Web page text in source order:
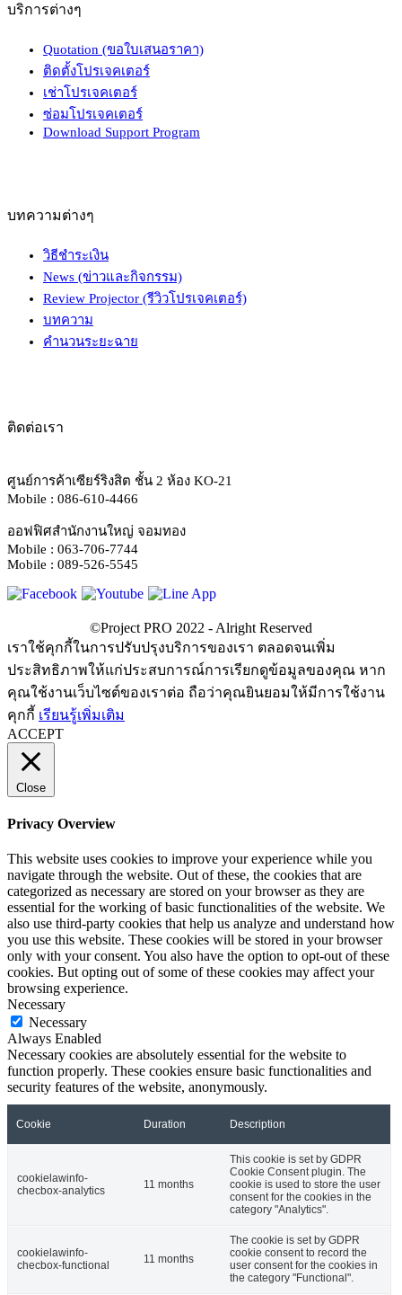
บริการต่างๆ
Quotation (ขอใบเสนอราคา)
ติดตั้งโปรเจคเตอร์
เช่าโปรเจคเตอร์
ซ่อมโปรเจคเตอร์
Download Support Program
บทความต่างๆ
วิธีชำระเงิน
News (ข่าวและกิจกรรม)
Review Projector (รีวิวโปรเจคเตอร์)
บทความ
คำนวนระยะฉาย
ติดต่อเรา
ศูนย์การค้าเซียร์ริงสิต ชั้น 2 ห้อง KO-21
Mobile : 086-610-4466
ออฟฟิศสำนักงานใหญ่ จอมทอง
Mobile : 063-706-7744
Mobile : 089-526-5545
เราใช้คุกกี้ในการปรับปรุงบริการของเรา ตลอดจนเพิ่ม
ประสิทธิภาพให้แก่ประสบการณ์การเรียกดูข้อมูลของคุณ หาก
คุณใช้งานเว็บไซต์ของเราต่อ ถือว่าคุณยินยอมให้มีการใช้งาน
คุกกี้ เรียนรู้เพิ่มเติม
ACCEPT
Close
Privacy Overview
This website uses cookies to improve your experience while you
navigate through the website. Out of these, the cookies that are
categorized as necessary are stored on your browser as they are
essential for the working of basic functionalities of the website. We
also use third-party cookies that help us analyze and understand how
you use this website. These cookies will be stored in your browser
only with your consent. You also have the option to opt-out of these
cookies. But opting out of some of these cookies may affect your
browsing experience.
Necessary
Necessary
Always Enabled
Necessary cookies are absolutely essential for the website to
function properly. These cookies ensure basic functionalities and
security features of the website, anonymously.
Cookie Duration Description
cookielawinfo-
checbox-analytics
11 months
This cookie is set by GDPR
Cookie Consent plugin. The
cookie is used to store the user
consent for the cookies in the
category "Analytics".
cookielawinfo-
checbox-functional
11 months
The cookie is set by GDPR
cookie consent to record the
user consent for the cookies in
the category "Functional".